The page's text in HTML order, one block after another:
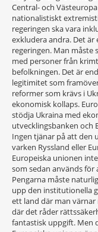
Central- och
nationalistiskt
regeringen ska vara
exkludera andra. Det
regeringen. Man måste
med personer från
befolkningen. Det är
legitimitet som
reformer som krävs i
ekonomisk kollaps.
stödja Ukraina med
utvecklingsbanken och
Ingen tjänar på att den
varken Ryssland eller
Europeiska unionen
som sedan används för
Pengarna måste
upp den institutionella
ett land där man
där det råder
fantastisk uppgift. Men